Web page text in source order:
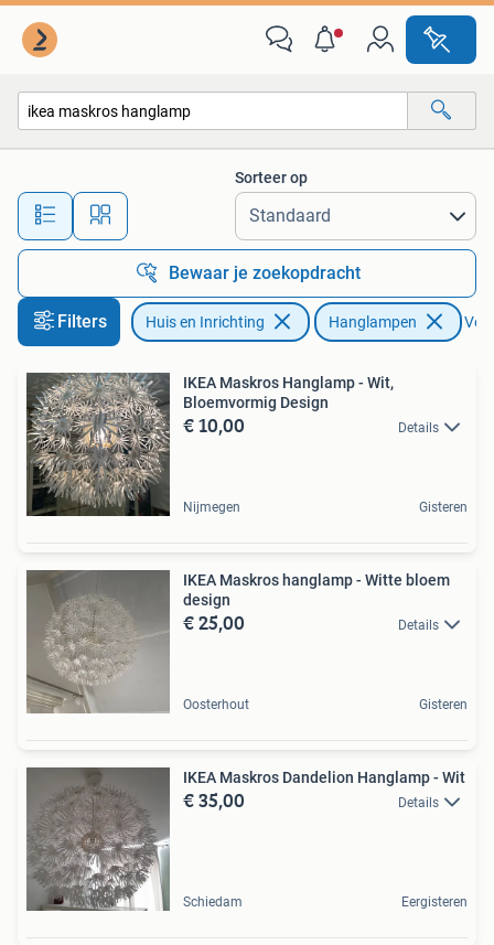
Alle afstanden…
Sorteer op
Bewaar je zoekopdracht
Filters Huis en Inrichting Hanglampen
IKEA Maskros Hanglamp - Wit,
Bloemvormig Design
€ 10,00 Details
Nijmegen Gisteren
IKEA Maskros hanglamp - Witte bloem
design
€ 25,00 Details
Oosterhout Gisteren
IKEA Maskros Dandelion Hanglamp - Wit
€ 35,00 Details
Schiedam Eergisteren